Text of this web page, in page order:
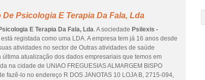
Psicologia E Terapia Da Fala, Lda
E Terapia Da Fala, Lda. A sociedade Psilexis -
está registada como uma LDA. A empresa tem já 16 anos desde
atividades no sector de Outras atividades de saúde
atualização dos dados empresariais que temos em
na cidade de UNIAO FREGUESIAS ALMARGEM BISPO
fazê-lo no endereço R DOS JANOTAS 10 LOJA B, 2715-094,